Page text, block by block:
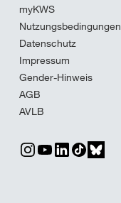
myKWS
Nutzungsbedingungen
Datenschutz
Impressum
Gender-Hinweis
AGB
AVLB